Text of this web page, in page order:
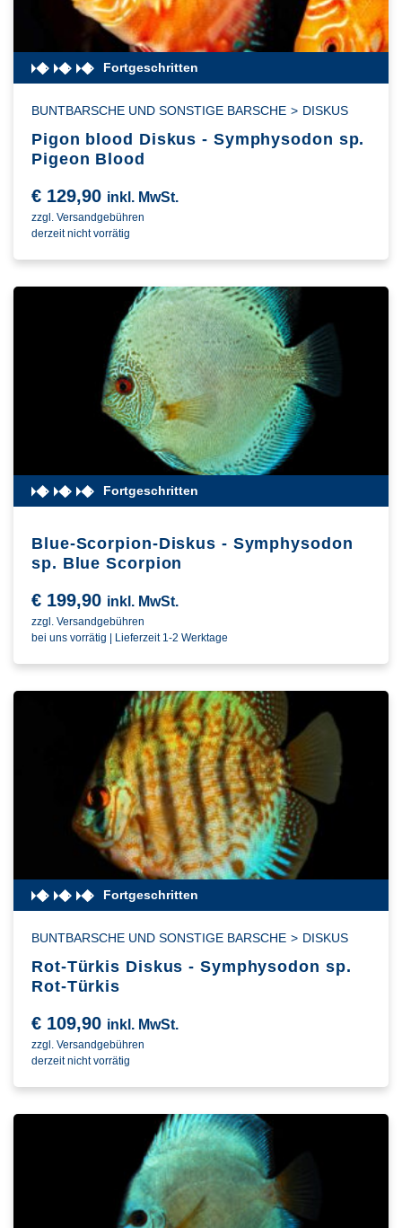
Fortgeschritten
BUNTBARSCHE UND SONSTIGE BARSCHE > DISKUS
Pigon blood Diskus - Symphysodon sp.
Pigeon Blood
€ 129,90 inkl. MwSt.
zzgl. Versandgebühren
derzeit nicht vorrätig
Fortgeschritten
Blue-Scorpion-Diskus - Symphysodon
sp. Blue Scorpion
€ 199,90 inkl. MwSt.
zzgl. Versandgebühren
bei uns vorrätig | Lieferzeit 1-2 Werktage
Fortgeschritten
BUNTBARSCHE UND SONSTIGE BARSCHE > DISKUS
Rot-Türkis Diskus - Symphysodon sp.
Rot-Türkis
€ 109,90 inkl. MwSt.
zzgl. Versandgebühren
derzeit nicht vorrätig